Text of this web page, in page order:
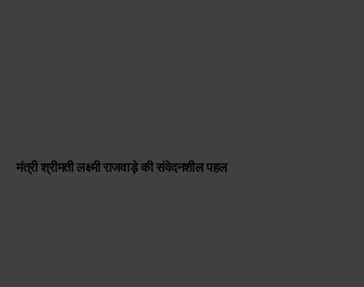
मंत्री श्रीमती लक्ष्मी राजवाड़े की संवेदनशील पहल